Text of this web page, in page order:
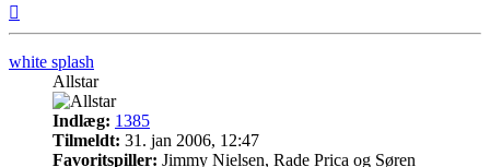
white splash
Allstar
Indlæg: 1385
Tilmeldt: 31. jan 2006, 12:47
Favoritspiller: Jimmy Nielsen, Rade Prica og Søren